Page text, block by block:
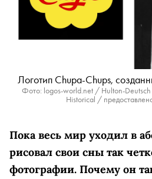
Логотип Chupa-Chups,
Фото: logos-world.net / Hulton-
Historical /
Пока весь мир уходил в
рисовал свои сны так
фотографии. Почему он